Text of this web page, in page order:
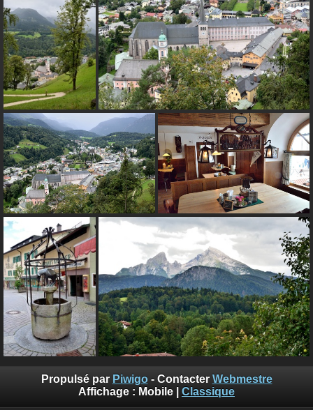
Propulsé par Piwigo- Contacter Webmestre
Affichage : Mobile
Classique